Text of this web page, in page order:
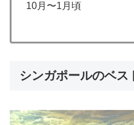
10月〜1月頃
シンガポールのベス